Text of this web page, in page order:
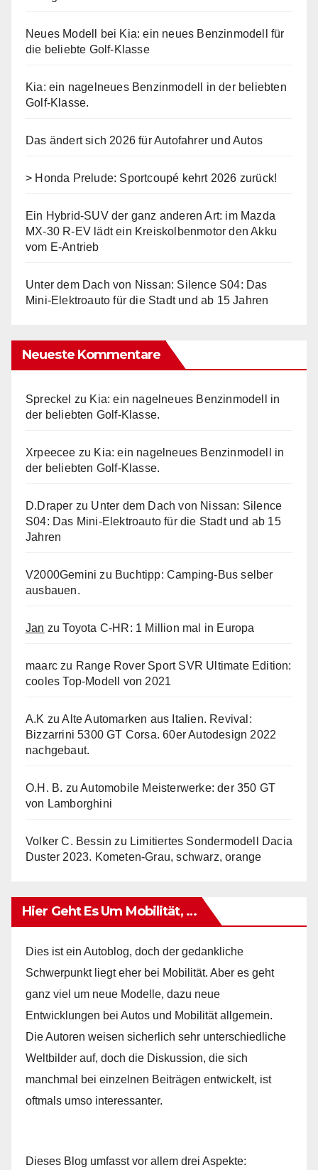
Neues Modell bei Kia: ein neues Benzinmodell für
die beliebte Golf-Klasse
Kia: ein nagelneues Benzinmodell in der beliebten
Golf-Klasse.
Das ändert sich 2026 für Autofahrer und Autos
> Honda Prelude: Sportcoupé kehrt 2026 zurück!
Ein Hybrid-SUV der ganz anderen Art: im Mazda
MX-30 R-EV lädt ein Kreiskolbenmotor den Akku
vom E-Antrieb
Unter dem Dach von Nissan: Silence S04: Das
Mini-Elektroauto für die Stadt und ab 15 Jahren
Neueste Kommentare
Spreckel zu Kia: ein nagelneues Benzinmodell in
der beliebten Golf-Klasse.
Xrpeecee zu Kia: ein nagelneues Benzinmodell in
der beliebten Golf-Klasse.
D.Draper zu Unter dem Dach von Nissan: Silence
S04: Das Mini-Elektroauto für die Stadt und ab 15
Jahren
V2000Gemini zu Buchtipp: Camping-Bus selber
ausbauen.
Jan zuToyota C-HR: 1 Million mal in Europa
maarc zu Range Rover Sport SVR Ultimate Edition:
cooles Top-Modell von 2021
A.K zuAlte Automarken aus Italien. Revival:
Bizzarrini 5300 GT Corsa. 60er Autodesign 2022
nachgebaut.
O.H. B. zuAutomobile Meisterwerke: der 350 GT
von Lamborghini
Volker C. Bessin zu Limitiertes Sondermodell Dacia
Duster 2023. Kometen-Grau, schwarz, orange
Hier Geht Es Um Mobilität, …
Dies ist ein Autoblog, doch der gedankliche
Schwerpunkt liegt eher bei Mobilität. Aber es geht
ganz viel um neue Modelle, dazu neue
Entwicklungen bei Autos und Mobilität allgemein.
Die Autoren weisen sicherlich sehr unterschiedliche
Weltbilder auf, doch die Diskussion, die sich
manchmal bei einzelnen Beiträgen entwickelt, ist
oftmals umso interessanter.
Dieses Blog umfasst vor allem drei Aspekte: